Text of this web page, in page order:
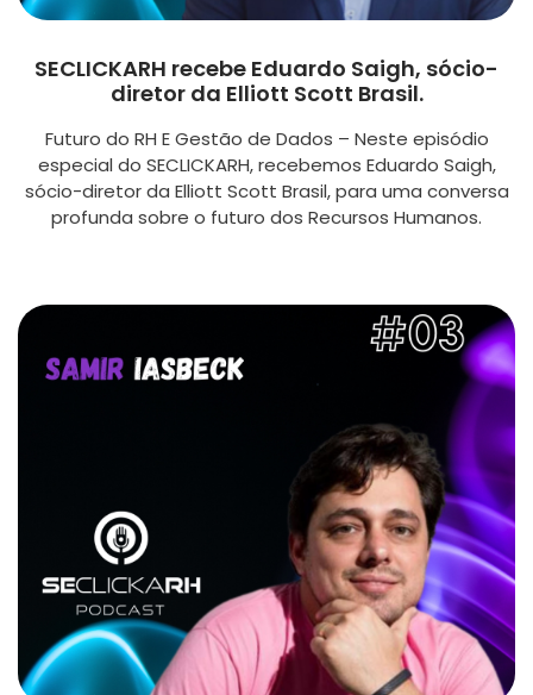
SECLICKARH recebe Eduardo Saigh, sócio-
diretor da Elliott Scott Brasil.
Futuro do RH E Gestão de Dados – Neste episódio
especial do SECLICKARH, recebemos Eduardo Saigh,
sócio-diretor da Elliott Scott Brasil, para uma conversa
profunda sobre o futuro dos Recursos Humanos.